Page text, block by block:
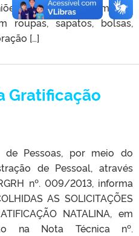
dos Recursos Humanos,
roupas, sapatos, bolsas,
[…]
Gratificação
de Pessoas, por meio do
de Pessoal, através
nº. 009/2013, informa
AS SOLICITAÇÕES
NATALINA, em
na Nota Técnica nº.